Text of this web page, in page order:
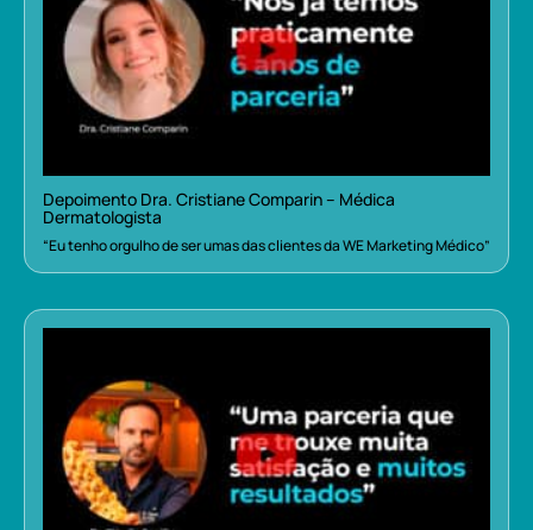
Depoimento Dra. Cristiane Comparin – Médica
Dermatologista
“Eu tenho orgulho de ser umas das clientes da WE Marketing Médico”